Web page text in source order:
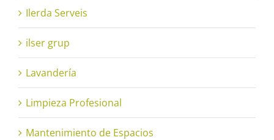
Ilerda Serveis
ilser grup
Lavandería
Limpieza Profesional
Mantenimiento de Espacios